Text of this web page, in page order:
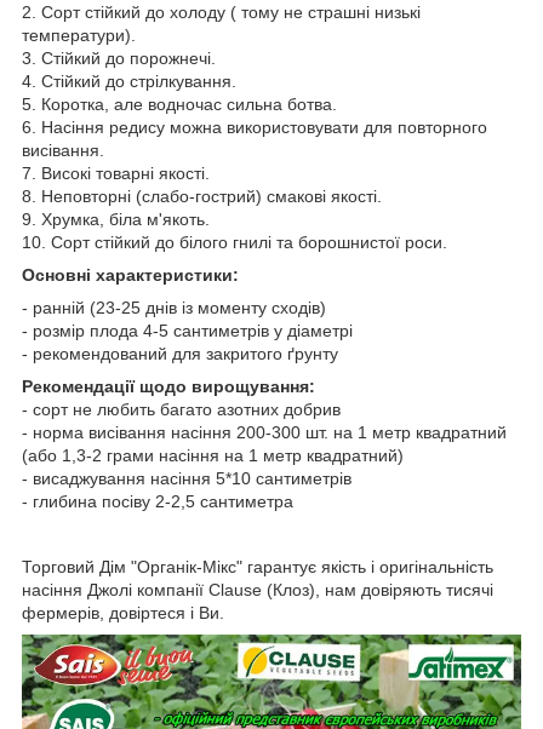
2. Сорт стійкий до холоду ( тому не страшні низькі
температури).
3. Стійкий до порожнечі.
4. Стійкий до стрілкування.
5. Коротка, але водночас сильна ботва.
6. Насіння редису можна використовувати для повторного
висівання.
7. Високі товарні якості.
8. Неповторні (слабо-гострий) смакові якості.
9. Хрумка, біла м'якоть.
10. Сорт стійкий до білого гнилі та борошнистої роси.
Основні характеристики:
- ранній (23-25 днів із моменту сходів)
- розмір плода 4-5 сантиметрів у діаметрі
- рекомендований для закритого ґрунту
Рекомендації щодо вирощування:
- сорт не любить багато азотних добрив
- норма висівання насіння 200-300 шт. на 1 метр квадратний
(або 1,3-2 грами насіння на 1 метр квадратний)
- висаджування насіння 5*10 сантиметрів
- глибина посіву 2-2,5 сантиметра
Торговий Дім "Органік-Мікс" гарантує якість і оригінальність
насіння Джолі компанії Clause (Клоз), нам довіряють тисячі
фермерів, довіртеся і Ви.